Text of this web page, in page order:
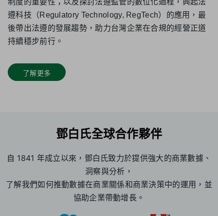
制度的重要性；以及探討法遵監管的數位化過程，興起法
遵科技（Regulatory Technology, RegTech）的應用，最
後帶出法遵的發展趨勢，助力台灣企業在合規的經營正道
持續穩步前行。
了解更多
鄧白氏全球合作夥伴
自 1841 年成立以來，鄧白氏致力於提供強大的商業數據、
洞察與分析，
了解我們如何推動數據在商業關係和商業決策中的運用，並
協助企業帶動增長。